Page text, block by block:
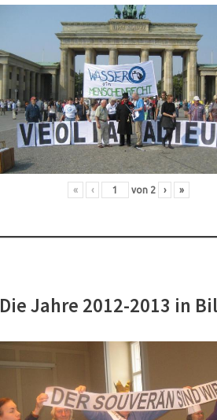
« ‹ von 2 › »
Die Jahre 2012-2013 in